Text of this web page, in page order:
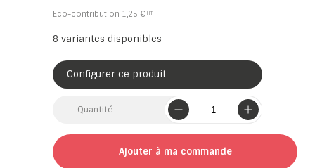
Eco-contribution 1,25 €
8 variantes disponibles
Configurer ce produit
Quantité
Ajouter à ma commande